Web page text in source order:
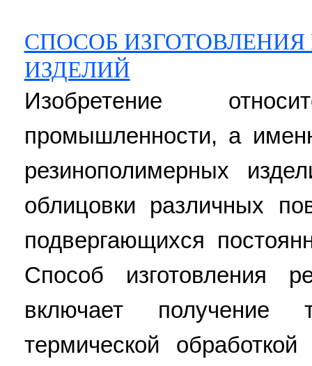
СПОСОБ
ИЗДЕЛИЙ
Изобретение
промышленности, а
резинополимерных
облицовки различных
подвергающихся
Способ изготовления
включает получение
термической